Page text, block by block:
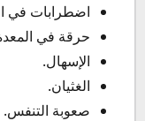
اضطرابات في
حرقة في
الإسهال.
الغثيان.
صعوبة التنفس.